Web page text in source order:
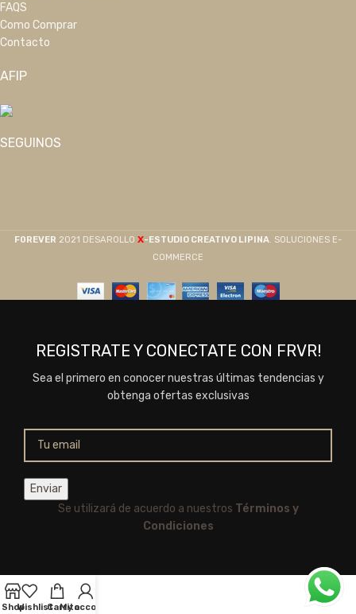
FAQS
Como Comprar
Contacto
AFIP
SEGUINOS
F0REVER 2021 DESAROLLO X-ESTUDIO CREATIVO LIPINA. SOLUCIONES E-
COMMERCE
REGISTRATE Y CONECTATE CON FRVR!
Sea el primero en conocer nuestras últimas tendencias y
obtenga ofertas exclusivas
Se utilizará de acuerdo a nuestros Términos y
Condiciones
ShopWishlistCarrito
My account